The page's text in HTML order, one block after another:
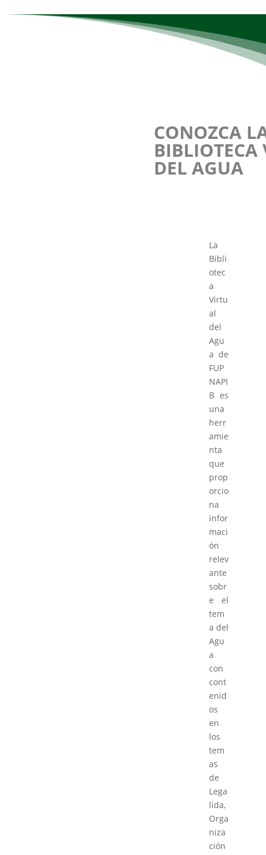
CONOZCA
BIBLIOTECA
DEL AGUA
La
Bibli
otec
a
Virtu
al
del
Agu
a de
FUP
NAPI
B es
una
herr
amie
nta
que
prop
orcio
na
infor
maci
ón
relev
ante
sobr
e el
tem
a del
Agu
a
con
cont
enid
os
en
los
tem
as
de
Lega
lida,
Orga
niza
ción